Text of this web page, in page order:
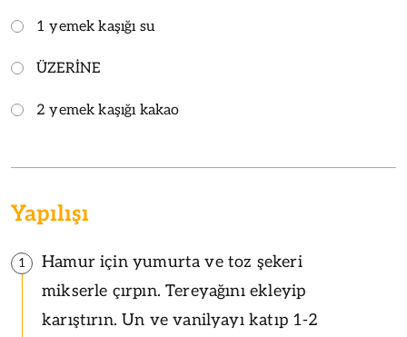
1 yemek kaşığı su
ÜZERİNE
2 yemek kaşığı kakao
Yapılışı
1
Hamur için yumurta ve toz şekeri
mikserle çırpın. Tereyağını ekleyip
karıştırın. Un ve vanilyayı katıp 1-2